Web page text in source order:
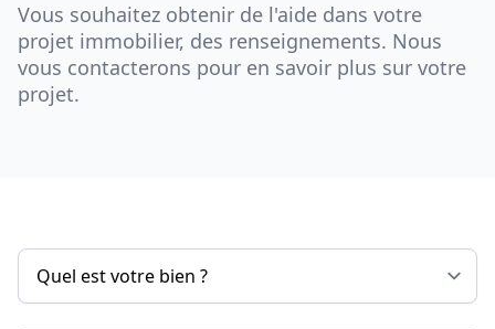
Vous souhaitez obtenir de l'aide dans votre
projet immobilier, des renseignements. Nous
vous contacterons pour en savoir plus sur votre
projet.